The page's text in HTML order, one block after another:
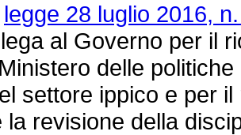
legge 28 luglio 2016,
al Governo per il
delle
settore ippico e per
la revisione della